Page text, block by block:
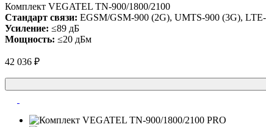
Комплект VEGATEL TN-900/1800/2100
Стандарт связи: EGSM/GSM-900 (2G), UMTS-900 (3G),
Усиление: ≤89 дБ
Мощность: ≤20 дБм
42 036 ₽